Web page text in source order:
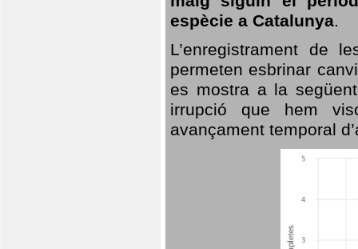
espècie a Catalunya.
L’enregistrament de
permeten esbrinar
es mostra a la
irrupció que hem
avançament temporal